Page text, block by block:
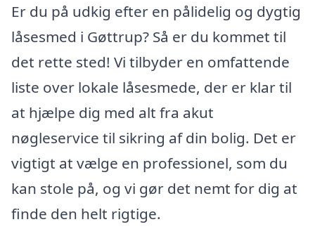
Er du på udkig efter en pålidelig og dygtig
låsesmed i Gøttrup? Så er du kommet til
det rette sted! Vi tilbyder en omfattende
liste over lokale låsesmede, der er klar til
at hjælpe dig med alt fra akut
nøgleservice til sikring af din bolig. Det er
vigtigt at vælge en professionel, som du
kan stole på, og vi gør det nemt for dig at
finde den helt rigtige.